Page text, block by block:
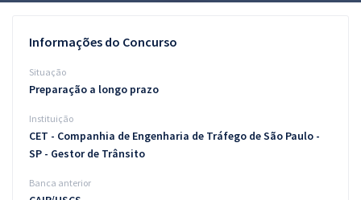
Blog
Aprovados
Informações do Concurso
Situação
Preparação a longo prazo
Instituição
CET - Companhia de Engenharia de Tráfego de São Paulo -
SP - Gestor de Trânsito
Banca anterior